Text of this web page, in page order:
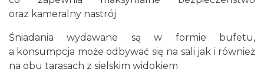
oraz kameralny nastrój
Śniadania wydawane są w formie bufetu,
a konsumpcja może odbywać się na sali jak i również
na obu tarasach z sielskim widokiem